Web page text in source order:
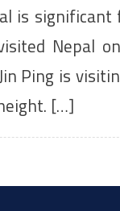
is
Nepal
Ping is
[…]